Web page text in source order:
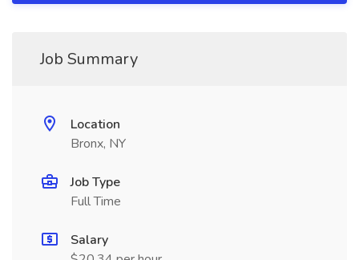
Job Summary
Location
Bronx, NY
Job Type
Full Time
Salary